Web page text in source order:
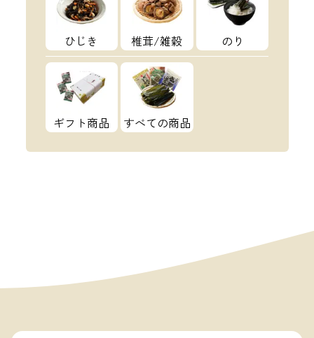
ひじき 椎茸/雑穀 のり
ギフト商品 すべての商品